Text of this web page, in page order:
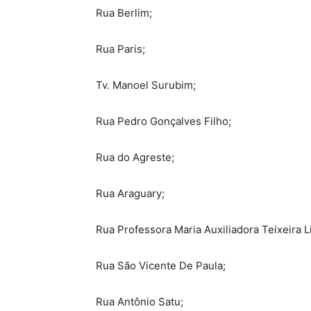
Rua Berlim;
Rua Paris;
Tv. Manoel Surubim;
Rua Pedro Gonçalves Filho;
Rua do Agreste;
Rua Araguary;
Rua Professora Maria Auxiliadora Teixeira
Rua São Vicente De Paula;
Rua Antônio Satu;